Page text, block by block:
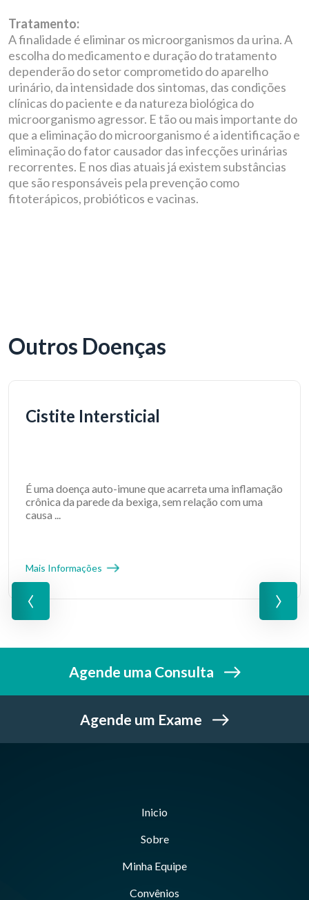
Tratamento:
A finalidade é eliminar os microorganismos da urina. A
escolha do medicamento e duração do tratamento
dependerão do setor comprometido do aparelho
urinário, da intensidade dos sintomas, das condições
clínicas do paciente e da natureza biológica do
microorganismo agressor. E tão ou mais importante do
que a eliminação do microorganismo é a identificação e
eliminação do fator causador das infecções urinárias
recorrentes. E nos dias atuais já existem substâncias
que são responsáveis pela prevenção como
fitoterápicos, probióticos e vacinas.
Outros Doenças
Cistite Intersticial
É uma doença auto-imune que acarreta uma inflamação
crônica da parede da bexiga, sem relação com uma
causa ...
Mais Informações
‹ ›
Agende uma Consulta
Agende um Exame
Inicio
Sobre
Minha Equipe
Convênios